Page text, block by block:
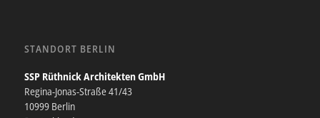
STANDORT BERLIN
SSP Rüthnick Architekten GmbH
Regina-Jonas-Straße 41/43
10999 Berlin